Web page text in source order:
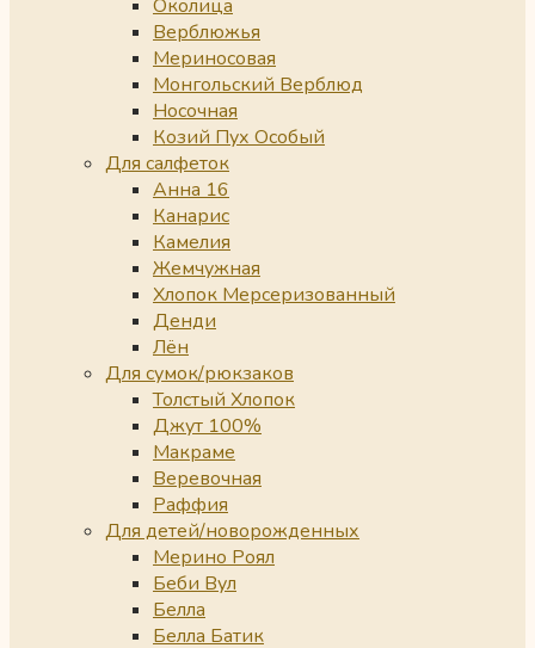
Околица
Верблюжья
Мериносовая
Монгольский Верблюд
Носочная
Козий Пух Особый
Для салфеток
Анна 16
Канарис
Камелия
Жемчужная
Хлопок Мерсеризованный
Денди
Лён
Для сумок/рюкзаков
Толстый Хлопок
Джут 100%
Макраме
Веревочная
Раффия
Для детей/новорожденных
Мерино Роял
Беби Вул
Белла
Белла Батик